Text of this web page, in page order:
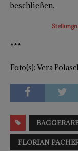
beschließen.
***
Foto(s): Vera
FLORIAN